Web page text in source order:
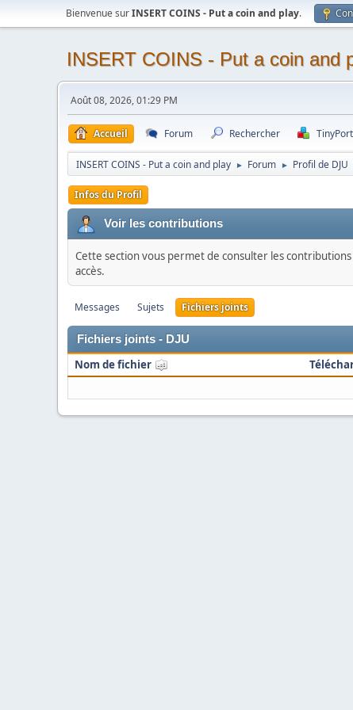
Bienvenue surINSERT COINS - Put a coin and play.
INSERT COINS - Put a coin and
Août 08, 2026, 01:29 PM
Accueil Forum Rechercher
INSERT COINS - Put a coin and play ► Forum ► Profil de DJU
Infos du Profil
Voir les contributions
Cette section vous permet de consulter les
accès.
Messages Sujets Fichiers joints
Fichiers joints - DJU
Nom de fichier